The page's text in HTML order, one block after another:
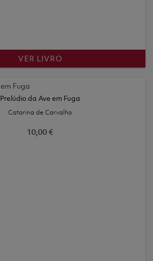
VER LIVRO
Prelúdio da Ave em Fuga
Catarina de Carvalho
10,00 €